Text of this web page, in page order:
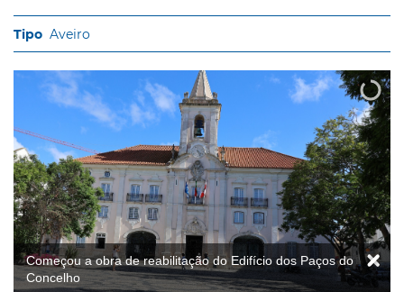
Aveiro
Começou a obra de reabilitação do Edifício dos Paços do
Concelho